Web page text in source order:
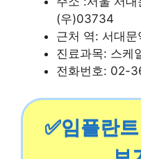
(우)03734
근처 역: 서대
진료과목: 스케
전화번호: 02-
✅임플란